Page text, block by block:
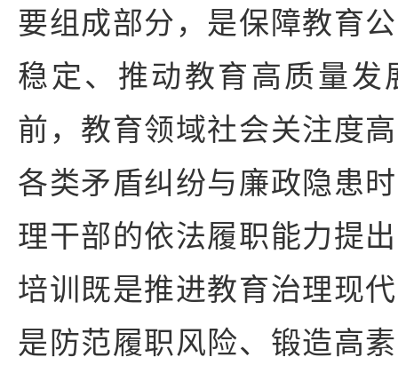
要组成部分，是保障教育
稳定、推动教育高质量发
前，教育领域社会关注度
各类矛盾纠纷与廉政隐患
理干部的依法履职能力提
培训既是推进教育治理现
是防范履职风险、锻造高